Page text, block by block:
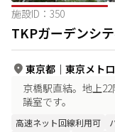
施設ID： 350
TKPガーデンシ
東京都 ｜ 東京メト
京橋駅直結。地上
議室です。
高速ネット回線利用可